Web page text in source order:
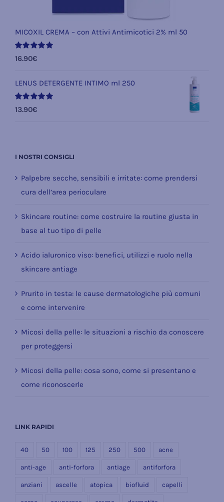
MICOXIL CREMA – con Attivi Antimicotici 2% ml 50
Valutato
16.90€
LENUS DETERGENTE INTIMO ml 250
Valutato
13.90€
I NOSTRI CONSIGLI
Palpebre secche, sensibili e irritate: come prendersi
cura dell’area perioculare
Skincare routine: come costruire la routine giusta in
base al tuo tipo di pelle
Acido ialuronico viso: benefici, utilizzi e ruolo nella
skincare antiage
Prurito in testa: le cause dermatologiche più comuni
e come intervenire
Micosi della pelle: le situazioni a rischio da conoscere
per proteggersi
Micosi della pelle: cosa sono, come si presentano e
come riconoscerle
LINK RAPIDI
40 50 100 125 250 500 acne
anti-age anti-forfora antiage antiforfora
anziani ascelle atopica biofluid capelli